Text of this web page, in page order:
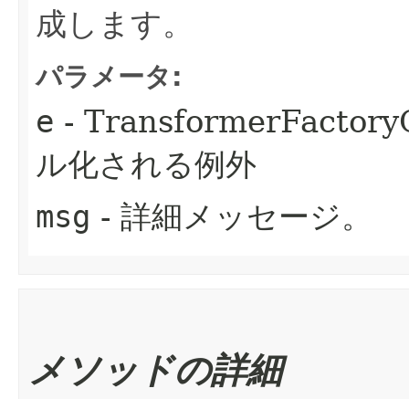
成します。
パラメータ:
e -
ル化される例外
msg - 詳細メッセージ。
メソッドの詳細